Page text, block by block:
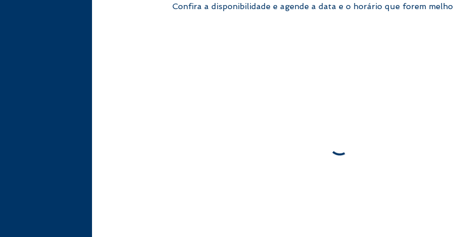
Confira a disponibilidade e agende a data e o horário que forem